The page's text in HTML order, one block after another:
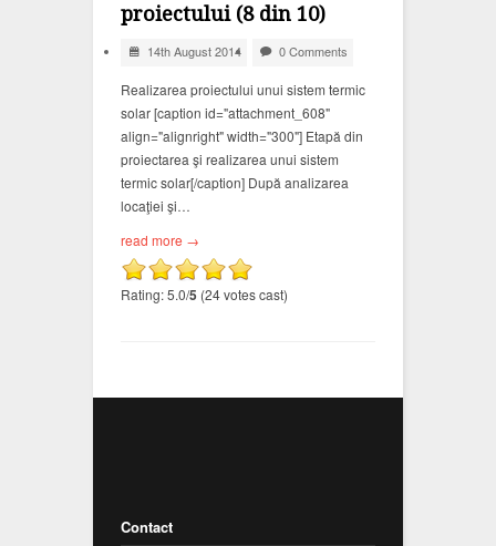
proiectului (8 din 10)
14th August 2014 0 Comments
Realizarea proiectului unui sistem termic
solar [caption id="attachment_608"
align="alignright" width="300"] Etapă din
proiectarea şi realizarea unui sistem
termic solar[/caption] După analizarea
locaţiei şi…
read more →
Rating: 5.0/5 (24 votes cast)
Contact